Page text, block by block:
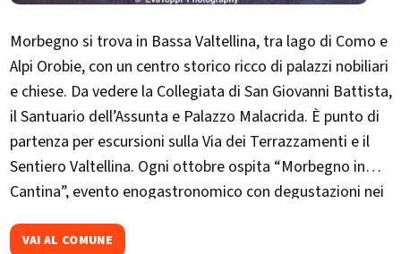
Morbegno si trova in Bassa Valtellina, tra lago di Como e
Alpi Orobie, con un centro storico ricco di palazzi nobiliari
e chiese. Da vedere la Collegiata di San Giovanni Battista,
il Santuario dell’Assunta e Palazzo Malacrida. È punto di
partenza per escursioni sulla Via dei Terrazzamenti e il
Sentiero Valtellina. Ogni ottobre ospita “Morbegno in
Cantina”, evento enogastronomico con degustazioni nei
VAI AL COMUNE